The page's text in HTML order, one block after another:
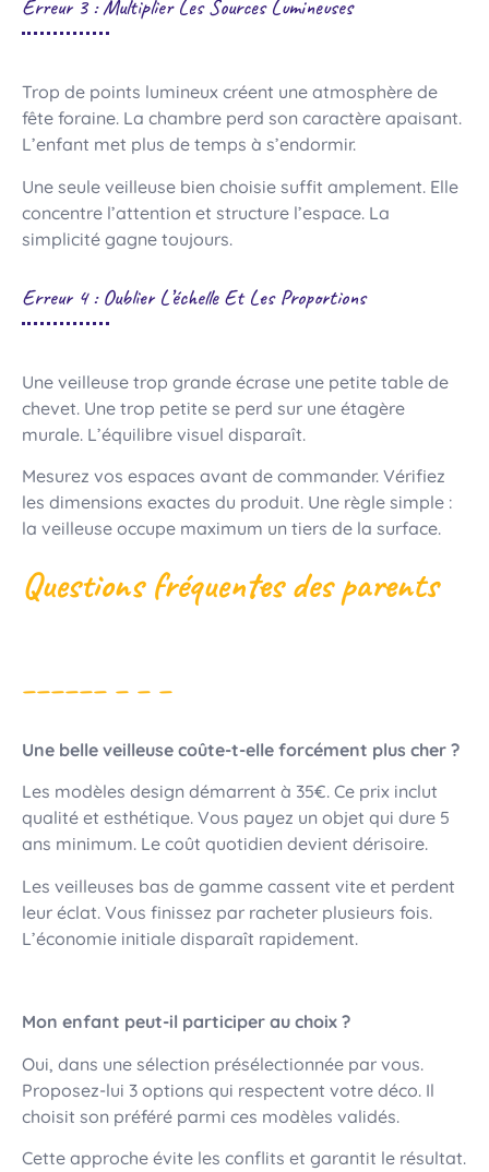
Erreur 3 : Multiplier Les Sources Lumineuses
Trop de points lumineux créent une atmosphère de
fête foraine. La chambre perd son caractère apaisant.
L’enfant met plus de temps à s’endormir.
Une seule veilleuse bien choisie suffit amplement. Elle
concentre l’attention et structure l’espace. La
simplicité gagne toujours.
Erreur 4 : Oublier L’échelle Et Les Proportions
Une veilleuse trop grande écrase une petite table de
chevet. Une trop petite se perd sur une étagère
murale. L’équilibre visuel disparaît.
Mesurez vos espaces avant de commander. Vérifiez
les dimensions exactes du produit. Une règle simple :
la veilleuse occupe maximum un tiers de la surface.
Questions fréquentes des parents
Une belle veilleuse coûte-t-elle forcément plus cher ?
Les modèles design démarrent à 35€. Ce prix inclut
qualité et esthétique. Vous payez un objet qui dure 5
ans minimum. Le coût quotidien devient dérisoire.
Les veilleuses bas de gamme cassent vite et perdent
leur éclat. Vous finissez par racheter plusieurs fois.
L’économie initiale disparaît rapidement.
Mon enfant peut-il participer au choix ?
Oui, dans une sélection présélectionnée par vous.
Proposez-lui 3 options qui respectent votre déco. Il
choisit son préféré parmi ces modèles validés.
Cette approche évite les conflits et garantit le résultat.